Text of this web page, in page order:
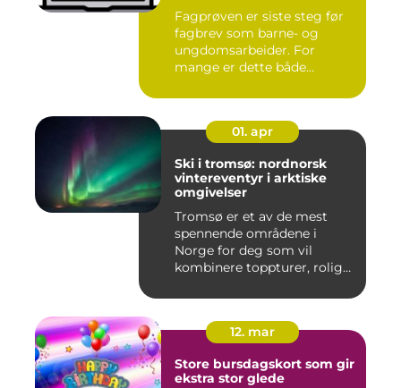
Fagprøven er siste steg før
fagbrev som barne- og
ungdomsarbeider. For
mange er dette både
01. apr
Ski i tromsø: nordnorsk
vintereventyr i arktiske
omgivelser
Tromsø er et av de mest
spennende områdene i
Norge for deg som vil
kombinere toppturer, rolig
12. mar
Store bursdagskort som gir
ekstra stor glede